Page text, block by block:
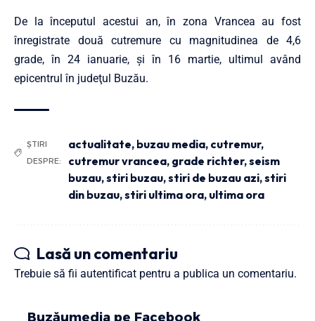
De la începutul acestui an, în zona Vrancea au fost
înregistrate două cutremure cu magnitudinea de 4,6
grade, în 24 ianuarie, şi în 16 martie, ultimul având
epicentrul în judeţul Buzău.
ȘTIRI
DESPRE:
actualitate, buzau media, cutremur,
cutremur vrancea, grade richter,seism
buzau,stiri buzau,stiri de buzau azi,stiri
din buzau,stiri ultima ora, ultima ora
Lasă un comentariu
Trebuie să fii autentificat pentru a publica un comentariu.
Buzăumedia pe Facebook